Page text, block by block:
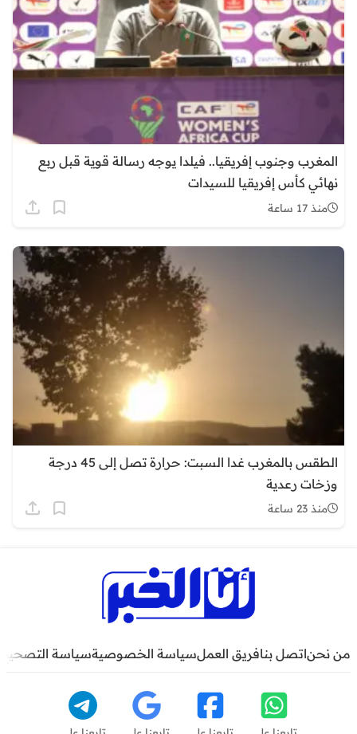
المغرب وجنوب إفريقيا.. فيلدا يوجه رسالة قوية قبل ربع
نهائي كأس إفريقيا للسيدات
منذ 17 ساعة
الطقس بالمغرب غدا السبت: حرارة تصل إلى 45 درجة
وزخات رعدية
منذ 23 ساعة
من نحناتصل بنافريق العملسياسة الخصوصيةسياسة التصحيح